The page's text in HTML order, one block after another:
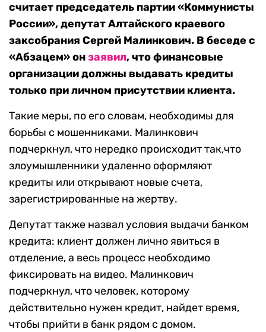
считает председатель партии «Коммунисты
России», депутат Алтайского краевого
заксобрания Сергей Малинкович. В беседе с
«Абзацем» онзаявил, что финансовые
организации должны выдавать кредиты
только при личном присутствии клиента.
Такие меры, по его словам, необходимы для
борьбы с мошенниками. Малинкович
подчеркнул, что нередко происходит так,что
злоумышленники удаленно оформляют
кредиты или открывают новые счета,
зарегистрированные на жертву.
Депутат также назвал условия выдачи банком
кредита: клиент должен лично явиться в
отделение, а весь процесс необходимо
фиксировать на видео. Малинкович
подчеркнул, что человек, которому
действительно нужен кредит, найдет время,
чтобы прийти в банк рядом с домом.